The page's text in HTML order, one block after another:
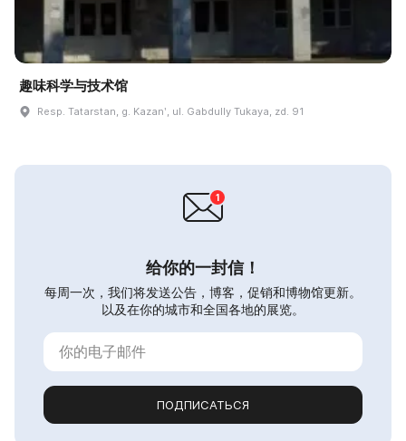
趣味科学与技术馆
Resp. Tatarstan, g. Kazanʹ, ul. Gabdully Tukaya, zd. 91
给你的一封信！
每周一次，我们将发送公告，博客，促销和博物馆更新。
以及在你的城市和全国各地的展览。
ПОДПИСАТЬСЯ